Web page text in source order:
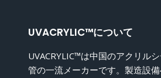
シ
ョ
UVACRYLIC™について
UVACRYLIC™は中国のアクリル
管の一流メーカーです。製造設